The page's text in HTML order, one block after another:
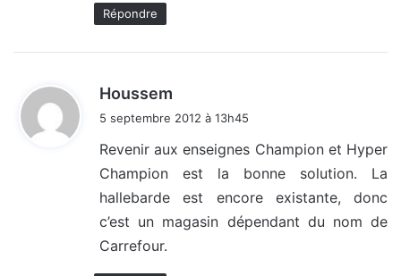
Répondre
Houssem
5 septembre 2012 à 13h45
Revenir aux enseignes Champion et Hyper
Champion est la bonne solution. La
hallebarde est encore existante, donc
c’est un magasin dépendant du nom de
Carrefour.